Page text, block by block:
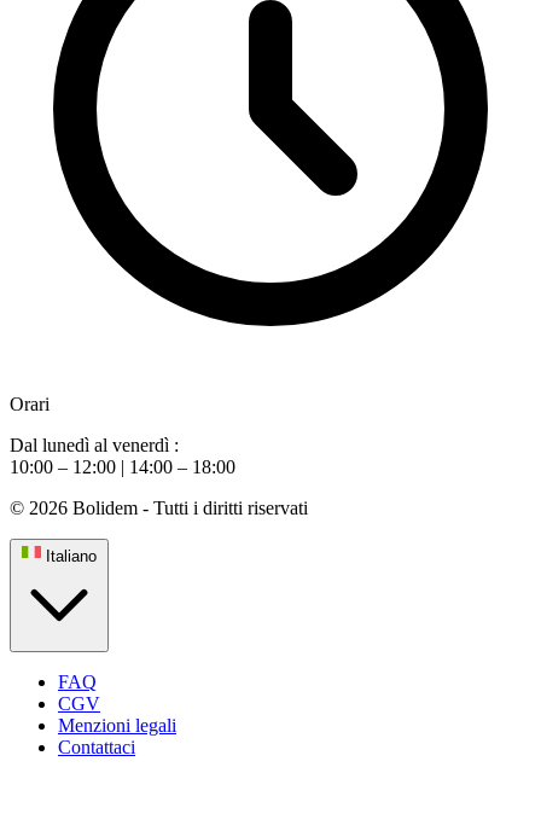
Orari
Dal lunedì al venerdì :
10:00 – 12:00 | 14:00 – 18:00
© 2026 Bolidem - Tutti i diritti riservati
Italiano
FAQ
CGV
Menzioni legali
Contattaci